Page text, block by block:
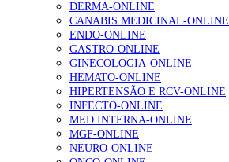
DERMA-ONLINE
CANABIS MEDICINAL-ONLINE
ENDO-ONLINE
GASTRO-ONLINE
GINECOLOGIA-ONLINE
HEMATO-ONLINE
HIPERTENSÃO E RCV-ONLINE
INFECTO-ONLINE
MED.INTERNA-ONLINE
MGF-ONLINE
NEURO-ONLINE